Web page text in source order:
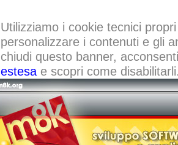
Utilizziamo i cookie tecnici
personalizzare i contenuti e gli
chiudi questo banner,
estesae scopri come